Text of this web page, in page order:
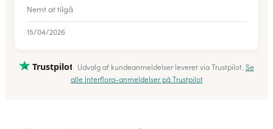
Nemt at tilgå
15/04/2026
Trustpilot Udvalg af kundeanmeldelser leveret via Trustpilot. Se
alle Interflora-anmeldelser på Trustpilot